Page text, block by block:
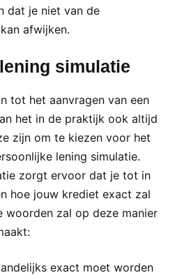
dat je niet van de
afwijken.
simulatie
tot het aanvragen van een
het in de praktijk ook altijd
zijn om te kiezen voor het
lening simulatie.
zorgt ervoor dat je tot in
hoe jouw krediet exact zal
woorden zal op deze manier
exact moet worden